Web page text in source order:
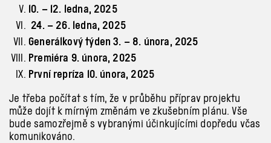
10. – 12. ledna, 2025
24. – 26. ledna, 2025
Generálkový týden 3. – 8. února, 2025
Premiéra 9. února, 2025
První repríza 10. února, 2025
Je třeba počítat s tím, že v průběhu příprav projektu
může dojít k mírným změnám ve zkušebním plánu. Vše
bude samozřejmě s vybranými účinkujícími dopředu včas
komunikováno.